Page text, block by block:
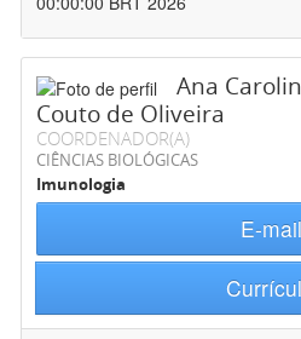
Ana
Couto de Oliveira
COORDENADOR(A)
CIÊNCIAS BIOLÓGICAS
Imunologia
E-mail